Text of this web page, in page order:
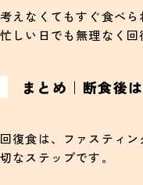
考えなくてもすぐ食べら
忙しい日でも無理なく回
まとめ｜断食後
回復食は、ファスティ
切なステップです。